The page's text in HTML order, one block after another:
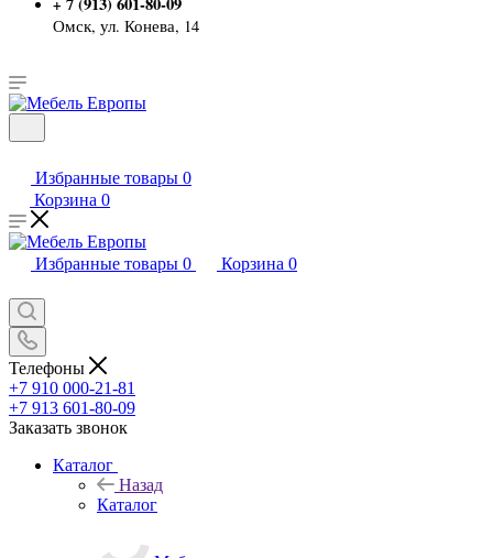
+
Омск, ул. Конева, 14
Избранные товары 0
Корзина 0
Избранные товары 0 Корзина 0
Телефоны
+7 910 000-21-81
+7 913 601-80-09
Заказать звонок
Каталог
Назад
Каталог